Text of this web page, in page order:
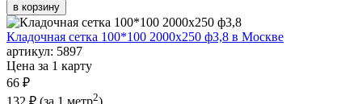
в корзину
Кладочная сетка 100*100 2000х250 ф3,8 в Москве
артикул: 5897
Цена за 1 карту
66 ₽
2